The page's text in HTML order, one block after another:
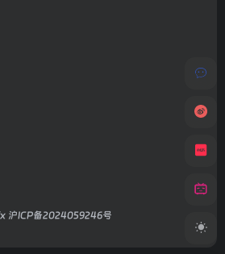
沪ICP备2024059246号